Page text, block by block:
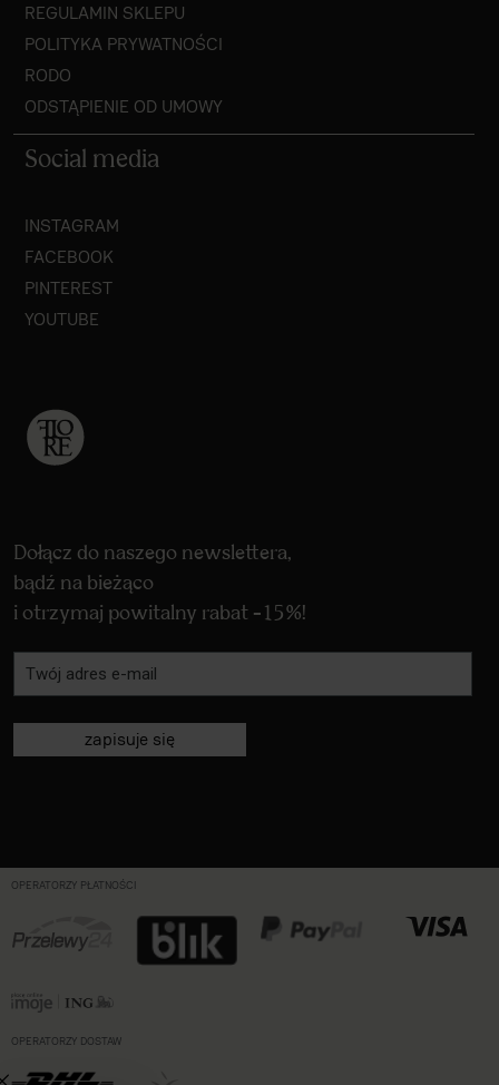
REGULAMIN SKLEPU
POLITYKA PRYWATNOŚCI
RODO
ODSTĄPIENIE OD UMOWY
Social media
INSTAGRAM
FACEBOOK
PINTEREST
YOUTUBE
Dołącz do naszego newslettera,
bądź na bieżąco
i otrzymaj powitalny rabat -15%!
zapisuje się
OPERATORZY PŁATNOŚCI
OPERATORZY DOSTAW